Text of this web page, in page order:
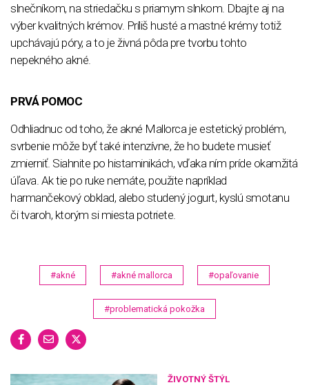
slnečníkom, na striedačku s priamym slnkom. Dbajte aj na
výber kvalitných krémov. Príliš husté a mastné krémy totiž
upchávajú póry, a to je živná pôda pre tvorbu tohto
nepekného akné.
PRVÁ POMOC
Odhliadnuc od toho, že akné Mallorca je estetický problém,
svrbenie môže byť také intenzívne, že ho budete musieť
zmierniť. Siahnite po histaminikách, vďaka ním príde okamžitá
úľava. Ak tie po ruke nemáte, použite napríklad
harmančekový obklad, alebo studený jogurt, kyslú smotanu
či tvaroh, ktorým si miesta potriete.
#akné #akné mallorca #opaľovanie
#problematická pokožka
ŽIVOTNÝ ŠTÝL